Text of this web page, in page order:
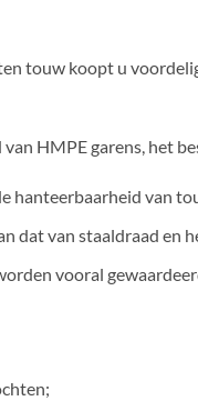
touw koopt u
HMPE garens, het
hanteerbaarheid van
dat van staaldraad en
vooral